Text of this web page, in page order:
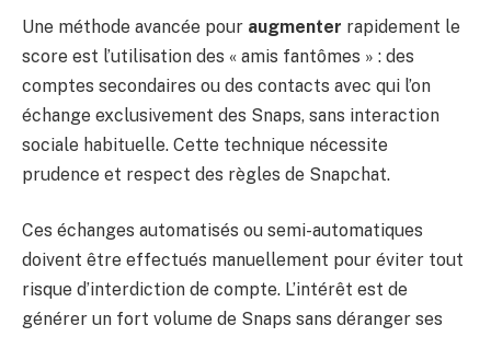
Une méthode avancée pour augmenter rapidement le
score est l’utilisation des « amis fantômes » : des
comptes secondaires ou des contacts avec qui l’on
échange exclusivement des Snaps, sans interaction
sociale habituelle. Cette technique nécessite
prudence et respect des règles de Snapchat.
Ces échanges automatisés ou semi-automatiques
doivent être effectués manuellement pour éviter tout
risque d’interdiction de compte. L’intérêt est de
générer un fort volume de Snaps sans déranger ses